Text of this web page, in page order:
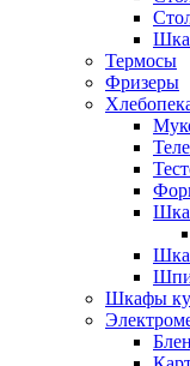
Термосы
Фризеры
Шкафы